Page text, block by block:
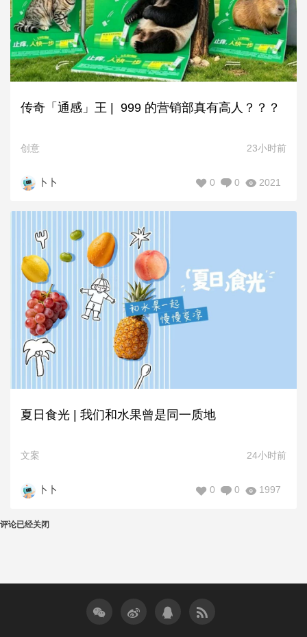
传奇「通感」王 | 999 的营销部真有高人？？？
创意 23小时前
卜卜 2021
0
0
夏日食光 | 我们和水果曾是同一质地
文案 24小时前
卜卜 1997
0
0
评论已经关闭